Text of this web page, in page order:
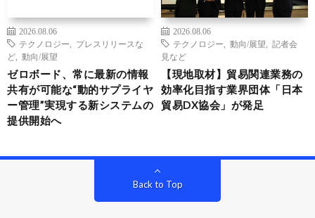
2026.08.06
テクノロジー
プレスリリースな
ど
動向/展望
ゼロボード、常に最新の情報
共有が可能な“動的サプライヤ
ー管理”実現する新システムの
提供開始へ
2026.08.06
テクノロジー
動向/展望
記者会
見など
【現地取材】貿易関連業務の
効率化目指す業界団体「日本
貿易DX協会」が発足
Back to Top